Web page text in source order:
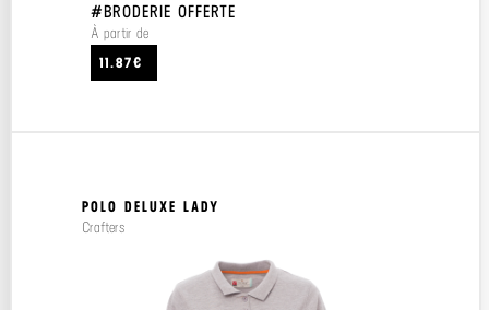
#BRODERIE OFFERTE
À partir de
11.87€
POLO DELUXE LADY
Crafters